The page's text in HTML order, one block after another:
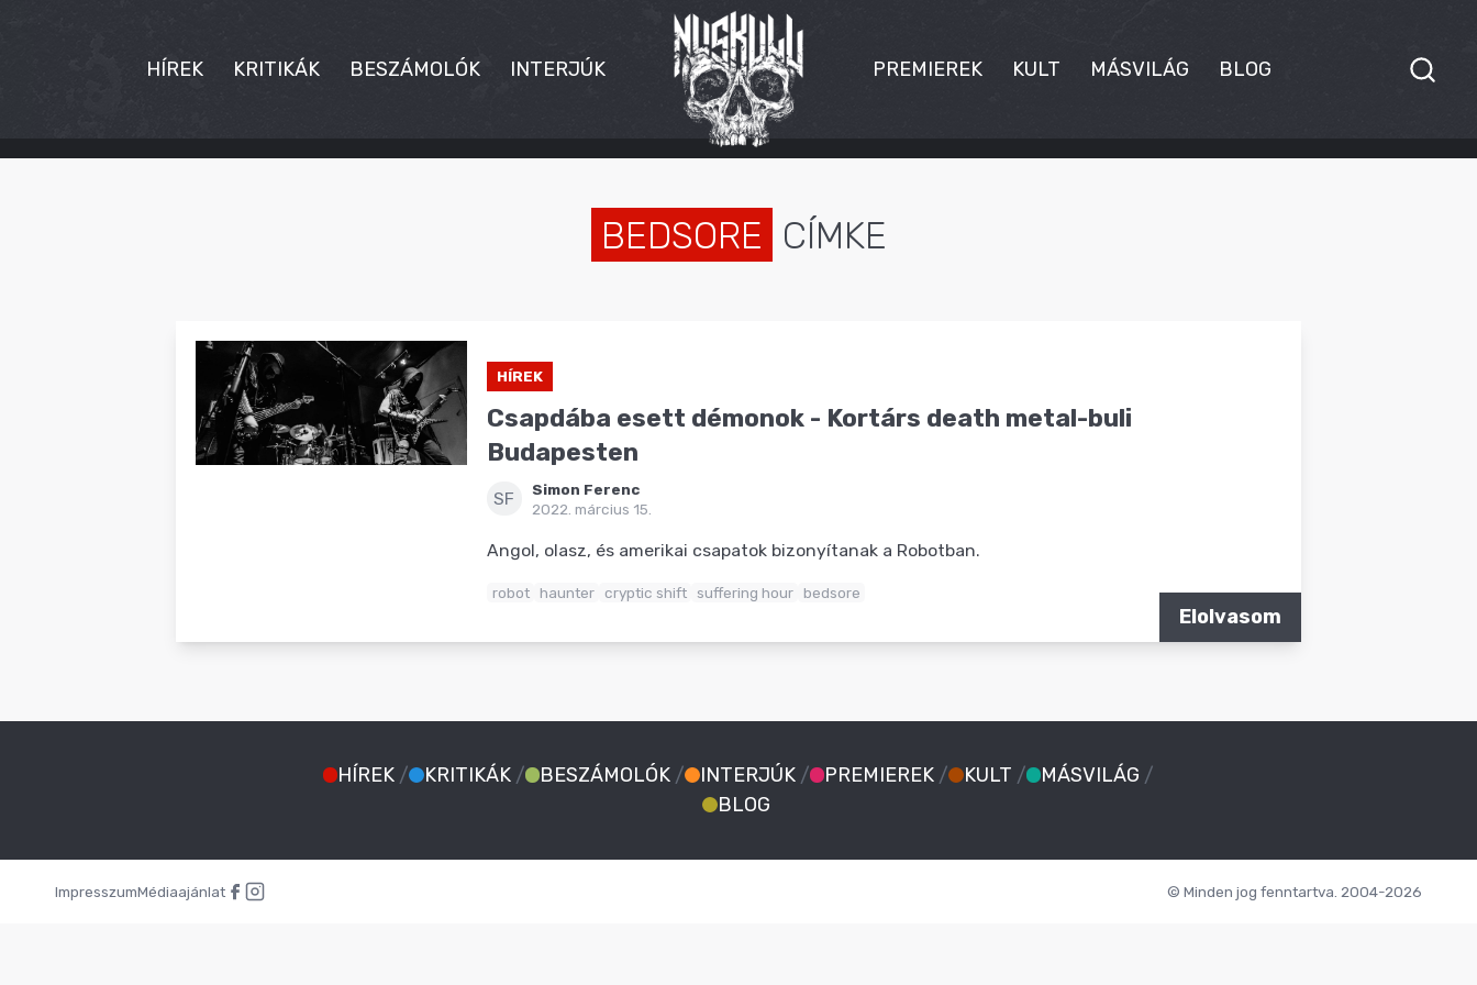
HÍREK KRITIKÁK BESZÁMOLÓK INTERJÚK PREMIEREK KULT MÁSVILÁG BLOG
HÍREK
BEDSORE CÍMKE
HÍREK
Csapdába esett démonok - Kortárs death metal-buli
Budapesten
SF
Simon Ferenc
2022. március 15.
Angol, olasz, és amerikai csapatok bizonyítanak a Robotban.
robot haunter cryptic shift suffering hour bedsore
Elolvasom
HÍREK / KRITIKÁK / BESZÁMOLÓK / INTERJÚK / PREMIEREK / KULT / MÁSVILÁG /
BLOG
ImpresszumMédiaajánlat © Minden jog fenntartva. 2004-2026